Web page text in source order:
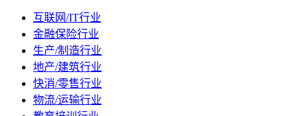
互联网/IT行业
金融保险行业
生产/制造行业
地产/建筑行业
快消/零售行业
物流/运输行业